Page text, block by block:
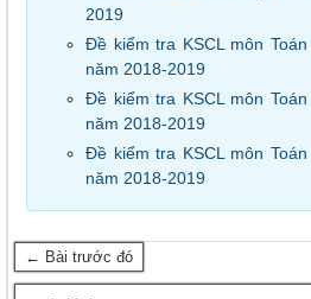
2019
Đề kiểm tra KSCL môn
năm 2018-2019
Đề kiểm tra KSCL môn
năm 2018-2019
Đề kiểm tra KSCL môn
năm 2018-2019
← Bài trước đó